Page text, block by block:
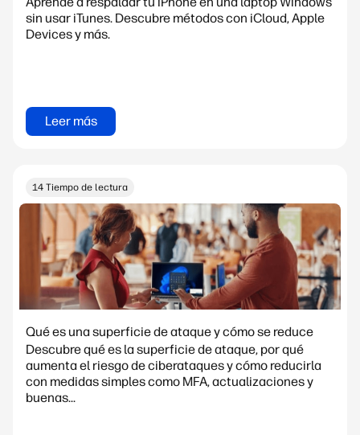
sin usar iTunes. Descubre métodos con iCloud, Apple
Devices y más.
Leer más
14 Tiempo de lectura
Qué es una superficie de ataque y cómo se reduce
Descubre qué es la superficie de ataque, por qué
aumenta el riesgo de ciberataques y cómo reducirla
con medidas simples como MFA, actualizaciones y
buenas...